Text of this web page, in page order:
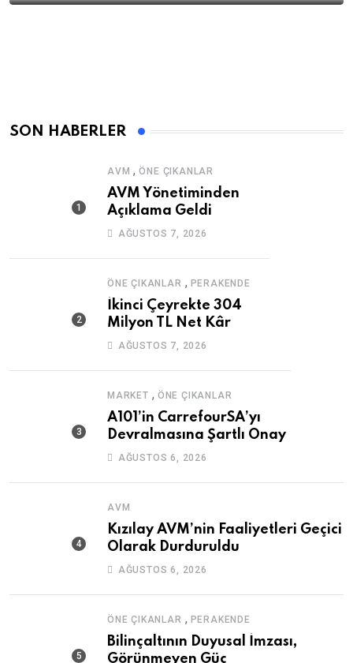
SON HABERLER
AVM ,ÖNE ÇIKANLAR
AVM Yönetiminden
Açıklama Geldi
AĞUSTOS 7, 2026
ÖNE ÇIKANLAR , PERAKENDE
İkinci Çeyrekte 304
Milyon TL Net Kâr
AĞUSTOS 7, 2026
MARKET , ÖNE ÇIKANLAR
A101’in CarrefourSA’yı
Devralmasına Şartlı Onay
AĞUSTOS 6, 2026
AVM
Kızılay AVM’nin Faaliyetleri Geçici
Olarak Durduruldu
AĞUSTOS 6, 2026
ÖNE ÇIKANLAR , PERAKENDE
Bilinçaltının Duyusal İmzası,
Görünmeyen Güç